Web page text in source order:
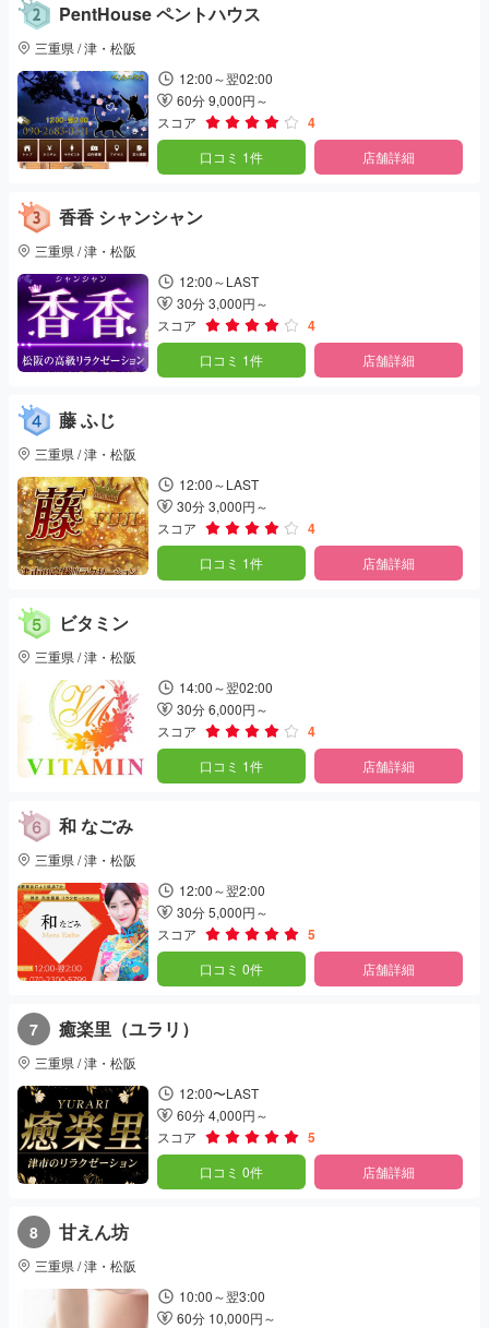
PentHouse ペントハウス
三重県 / 津・松阪
12:00～翌02:00
60分 9,000円～
スコア
4
口コミ 1件 店舗詳細
香香 シャンシャン
三重県 / 津・松阪
12:00～LAST
30分 3,000円～
スコア
4
口コミ 1件 店舗詳細
藤 ふじ
三重県 / 津・松阪
12:00～LAST
30分 3,000円～
スコア
4
口コミ 1件 店舗詳細
ビタミン
三重県 / 津・松阪
14:00～翌02:00
30分 6,000円～
スコア
4
口コミ 1件 店舗詳細
和 なごみ
三重県 / 津・松阪
12:00～翌2:00
30分 5,000円～
スコア
5
口コミ 0件 店舗詳細
7 癒楽里（ユラリ）
三重県 / 津・松阪
12:00〜LAST
60分 4,000円～
スコア
5
口コミ 0件 店舗詳細
8 甘えん坊
三重県 / 津・松阪
10:00～翌3:00
60分 10,000円～